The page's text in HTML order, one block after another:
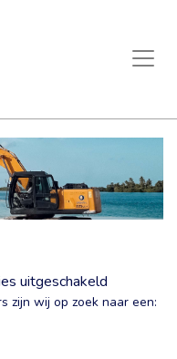
uitgeschakeld
Hydroloog
zijn wij op zoek naar een: